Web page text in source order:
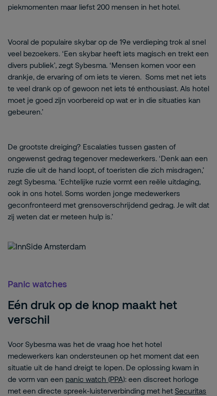
piekmomenten maar liefst 200 mensen in het hotel.
Vooral de populaire skybar op de 19e verdieping trok al snel
veel bezoekers. ‘Een skybar heeft iets magisch en trekt een
divers publiek’, zegt Sybesma. ‘Mensen komen voor een
drankje, de ervaring of om iets te vieren. Soms met net iets
te veel drank op of gewoon net iets té enthousiast. Als hotel
moet je goed zijn voorbereid op wat er in die situaties kan
gebeuren.’
De grootste dreiging? Escalaties tussen gasten of
ongewenst gedrag tegenover medewerkers. ‘Denk aan een
ruzie die uit de hand loopt, of toeristen die zich misdragen,’
zegt Sybesma. ‘Echtelijke ruzie vormt een reële uitdaging,
ook in ons hotel. Soms worden jonge medewerkers
geconfronteerd met grensoverschrijdend gedrag. Je wilt dat
zij weten dat er meteen hulp is.’
Panic watches
Eén druk op de knop maakt het
verschil
Voor Sybesma was het de vraag hoe het hotel
medewerkers kan ondersteunen op het moment dat een
situatie uit de hand dreigt te lopen. De oplossing kwam in
de vorm van een panic watch (PPA): een discreet horloge
met een directe spreek-luisterverbinding met het Securitas